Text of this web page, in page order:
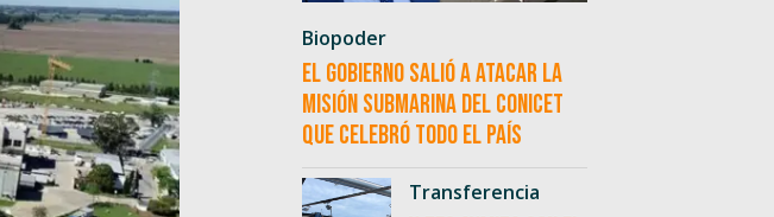
Biopoder
El Gobierno salió a atacar la
misión submarina del CONICET
que celebró todo el país
Transferencia